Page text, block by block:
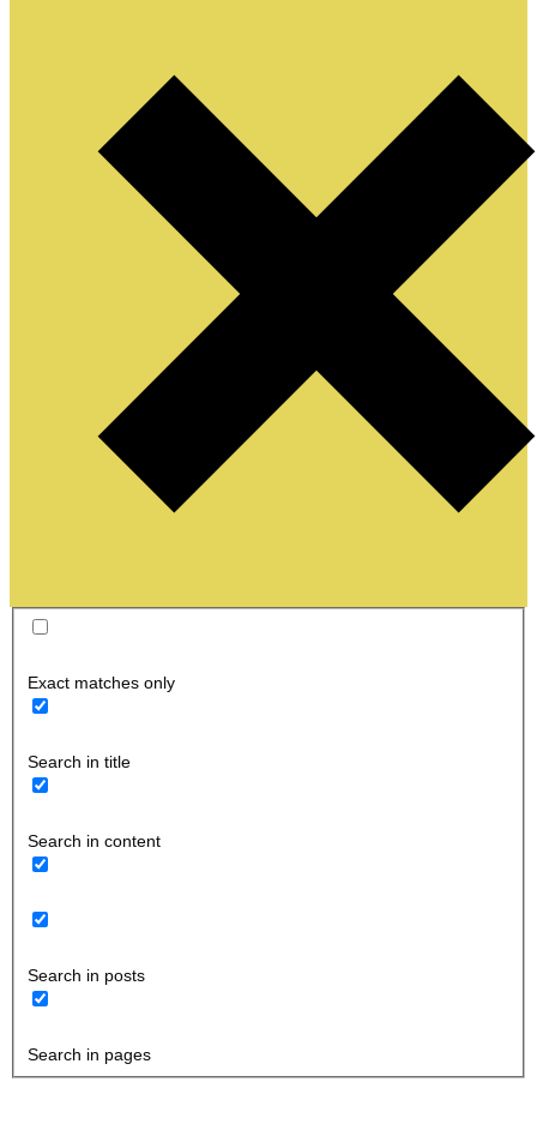
Exact matches only
Search in title
Search in content
Search in posts
Search in pages